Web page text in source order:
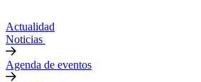
Actualidad
Noticias
Agenda de eventos